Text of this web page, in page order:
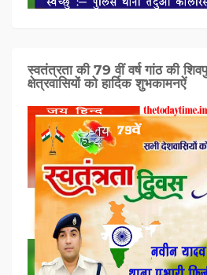
स्वतंत्रता की 79 वीं वर्ष गांठ की
क्षेत्रवासियों को हार्दिक शुभकामनऐं